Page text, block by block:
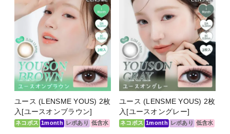
ユース (LENSME YOUS) 2枚
入[ユースオンブラウン]
ネコポス 1month レポあり 低含水
ユース (LENSME YOUS) 2枚
入[ユースオングレー]
ネコポス 1month レポあり 低含水